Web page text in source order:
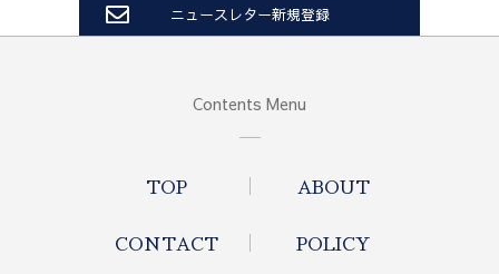
Contents Menu
TOP ABOUT
CONTACT POLICY